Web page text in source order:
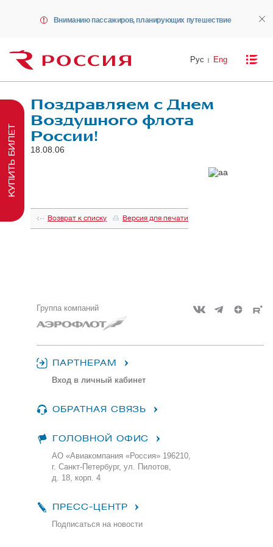
Вниманию пассажиров, планирующих путешествие
Рус Eng
Поздравляем с Днем
Воздушного флота
России!
18.08.06
Возврат к списку Версия для печати
Группа компаний
ПАРТНЕРАМ
Вход в личный кабинет
ОБРАТНАЯ СВЯЗЬ
ГОЛОВНОЙ ОФИС
АО «Авиакомпания «Россия» 196210,
г. Санкт-Петербург, ул. Пилотов,
д. 18, корп. 4
ПРЕСС-ЦЕНТР
Подписаться на новости
КУПИТЬ БИЛЕТ